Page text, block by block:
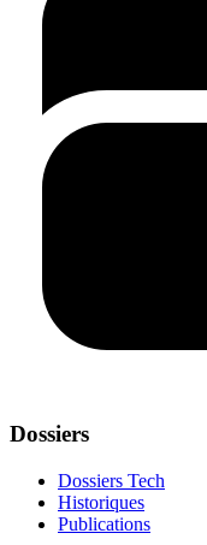
Dossiers
Dossiers Tech
Historiques
Publications